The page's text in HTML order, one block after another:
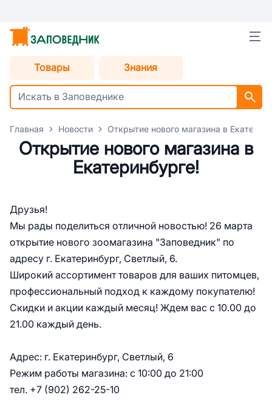
Товары Знания
Главная Новости Открытие нового магазина в
Открытие нового магазина в
Екатеринбурге!
Друзья!
Мы рады поделиться отличной новостью! 26 марта
открытие нового зоомагазина "Заповедник" по
адресу г. Екатеринбург, Светлый, 6.
Широкий ассортимент товаров для ваших питомцев,
профессиональный подход к каждому покупателю!
Скидки и акции каждый месяц! Ждем вас с 10.00 до
21.00 каждый день.
Адрес: г. Екатеринбург, Светлый, 6
Режим работы магазина: с 10:00 до 21:00
тел. +7 (902) 262-25-10